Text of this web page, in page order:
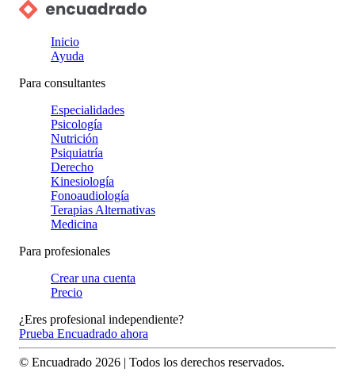
Inicio
Ayuda
Para consultantes
Especialidades
Psicología
Nutrición
Psiquiatría
Derecho
Kinesiología
Fonoaudiología
Terapias Alternativas
Medicina
Para profesionales
Crear una cuenta
Precio
¿Eres profesional independiente?
Prueba Encuadrado ahora
© Encuadrado 2026 | Todos los derechos reservados.